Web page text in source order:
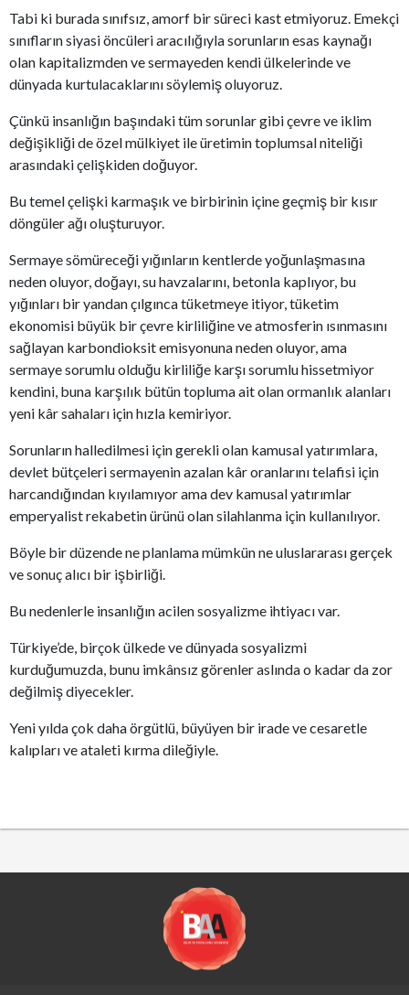
Tabi ki burada sınıfsız, amorf bir süreci kast etmiyoruz. Emekçi
sınıfların siyasi öncüleri aracılığıyla sorunların esas kaynağı
olan kapitalizmden ve sermayeden kendi ülkelerinde ve
dünyada kurtulacaklarını söylemiş oluyoruz.
Çünkü insanlığın başındaki tüm sorunlar gibi çevre ve iklim
değişikliği de özel mülkiyet ile üretimin toplumsal niteliği
arasındaki çelişkiden doğuyor.
Bu temel çelişki karmaşık ve birbirinin içine geçmiş bir kısır
döngüler ağı oluşturuyor.
Sermaye sömüreceği yığınların kentlerde yoğunlaşmasına
neden oluyor, doğayı, su havzalarını, betonla kaplıyor, bu
yığınları bir yandan çılgınca tüketmeye itiyor, tüketim
ekonomisi büyük bir çevre kirliliğine ve atmosferin ısınmasını
sağlayan karbondioksit emisyonuna neden oluyor, ama
sermaye sorumlu olduğu kirliliğe karşı sorumlu hissetmiyor
kendini, buna karşılık bütün topluma ait olan ormanlık alanları
yeni kâr sahaları için hızla kemiriyor.
Sorunların halledilmesi için gerekli olan kamusal yatırımlara,
devlet bütçeleri sermayenin azalan kâr oranlarını telafisi için
harcandığından kıyılamıyor ama dev kamusal yatırımlar
emperyalist rekabetin ürünü olan silahlanma için kullanılıyor.
Böyle bir düzende ne planlama mümkün ne uluslararası gerçek
ve sonuç alıcı bir işbirliği.
Bu nedenlerle insanlığın acilen sosyalizme ihtiyacı var.
Türkiye’de, birçok ülkede ve dünyada sosyalizmi
kurduğumuzda, bunu imkânsız görenler aslında o kadar da zor
değilmiş diyecekler.
Yeni yılda çok daha örgütlü, büyüyen bir irade ve cesaretle
kalıpları ve ataleti kırma dileğiyle.